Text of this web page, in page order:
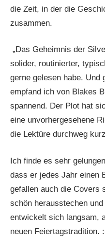
die Zeit, in der die
zusammen.
„Das Geheimnis der
solider, routinierter,
gerne gelesen habe. Und
empfand ich von Blakes
spannend. Der Plot hat
eine unvorhergesehene
die Lektüre durchweg
Ich finde es sehr
dass er jedes Jahr einen
gefallen auch die Covers
schön herausstechen
entwickelt sich langsam,
neuen Feiertagstradition.